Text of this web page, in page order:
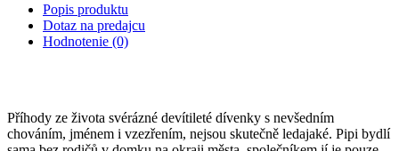
Popis produktu
Dotaz na predajcu
Hodnotenie (0)
Příhody ze života svérázné devítileté dívenky s nevšedním
chováním, jménem i vzezřením, nejsou skutečně ledajaké. Pipi bydlí